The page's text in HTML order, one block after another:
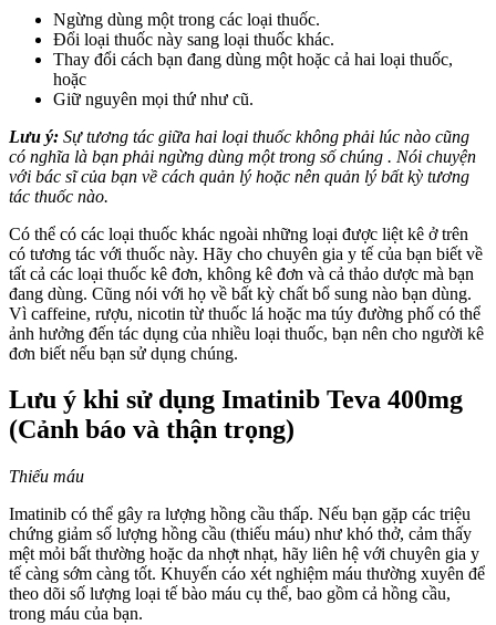
Ngừng dùng một trong các loại thuốc.
Đổi loại thuốc này sang loại thuốc khác.
Thay đổi cách bạn đang dùng một hoặc cả hai loại thuốc,
hoặc
Giữ nguyên mọi thứ như cũ.
Lưu ý: Sự tương tác giữa hai loại thuốc không phải lúc nào cũng
có nghĩa là bạn phải ngừng dùng một trong số chúng . Nói chuyện
với bác sĩ của bạn về cách quản lý hoặc nên quản lý bất kỳ tương
tác thuốc nào.
Có thể có các loại thuốc khác ngoài những loại được liệt kê ở trên
có tương tác với thuốc này. Hãy cho chuyên gia y tế của bạn biết về
tất cả các loại thuốc kê đơn, không kê đơn và cả thảo dược mà bạn
đang dùng. Cũng nói với họ về bất kỳ chất bổ sung nào bạn dùng.
Vì caffeine, rượu, nicotin từ thuốc lá hoặc ma túy đường phố có thể
ảnh hưởng đến tác dụng của nhiều loại thuốc, bạn nên cho người kê
đơn biết nếu bạn sử dụng chúng.
Lưu ý khi sử dụng Imatinib Teva 400mg
(Cảnh báo và thận trọng)
Thiếu máu
Imatinib có thể gây ra lượng hồng cầu thấp. Nếu bạn gặp các triệu
chứng giảm số lượng hồng cầu (thiếu máu) như khó thở, cảm thấy
mệt mỏi bất thường hoặc da nhợt nhạt, hãy liên hệ với chuyên gia y
tế càng sớm càng tốt. Khuyến cáo xét nghiệm máu thường xuyên để
theo dõi số lượng loại tế bào máu cụ thể, bao gồm cả hồng cầu,
trong máu của bạn.